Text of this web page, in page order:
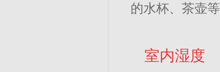
的水杯、茶壶
室内湿度